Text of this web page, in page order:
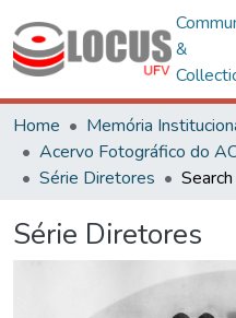
&
Home
Memória
Série Diretores
Search
Série Diretores